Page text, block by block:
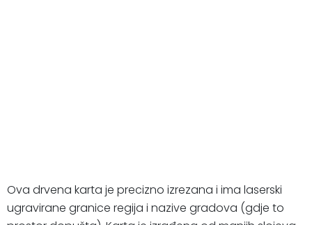
Ova drvena karta je precizno izrezana i ima laserski
ugravirane granice regija i nazive gradova (gdje to